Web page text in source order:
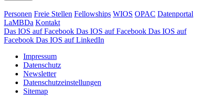
Personen Freie Stellen Fellowships WIOS OPAC Datenportal
LaMBDa Kontakt
Das IOS auf Facebook Das IOS auf Facebook Das IOS auf
Facebook Das IOS auf LinkedIn
Impressum
Datenschutz
Newsletter
Datenschutzeinstellungen
Sitemap